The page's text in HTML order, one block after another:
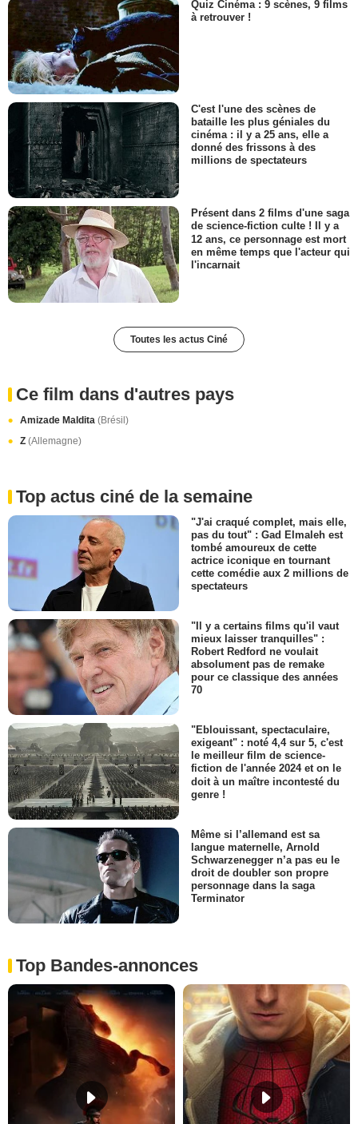
Quiz Cinéma : 9 scènes, 9 films
à retrouver !
C'est l'une des scènes de
bataille les plus géniales du
cinéma : il y a 25 ans, elle a
donné des frissons à des
millions de spectateurs
Présent dans 2 films d'une saga
de science-fiction culte ! Il y a
12 ans, ce personnage est mort
en même temps que l'acteur qui
l'incarnait
Toutes les actus Ciné
Ce film dans d'autres pays
Amizade Maldita (Brésil)
Z (Allemagne)
Top actus ciné de la semaine
"J'ai craqué complet, mais elle,
pas du tout" : Gad Elmaleh est
tombé amoureux de cette
actrice iconique en tournant
cette comédie aux 2 millions de
spectateurs
"Il y a certains films qu'il vaut
mieux laisser tranquilles" :
Robert Redford ne voulait
absolument pas de remake
pour ce classique des années
70
"Eblouissant, spectaculaire,
exigeant" : noté 4,4 sur 5, c'est
le meilleur film de science-
fiction de l'année 2024 et on le
doit à un maître incontesté du
genre !
Même si l’allemand est sa
langue maternelle, Arnold
Schwarzenegger n’a pas eu le
droit de doubler son propre
personnage dans la saga
Terminator
Top Bandes-annonces